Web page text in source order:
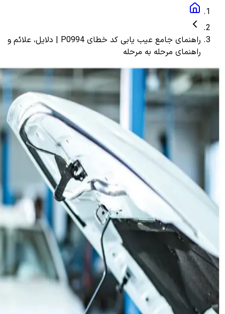
راهنمای جامع عیب یابی کد خطای P0994 | دلایل، علائم و
راهنمای مرحله به مرحله